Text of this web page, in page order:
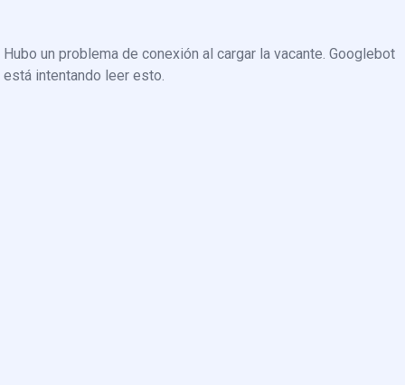
Hubo un problema de conexión al cargar la vacante. Googlebot
está intentando leer esto.